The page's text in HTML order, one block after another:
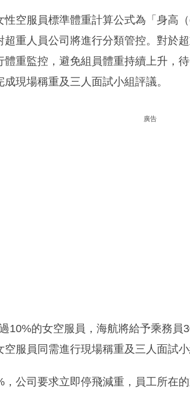
性空服員標準體重計算公式為「身高
超重人員公司將進行分類管控。對於
體重監控，避免組員體重持續上升，
現場稱重及三人面試小組評議。
廣告
10%的女空服員，海航將給予乘務員
服員同需進行現場稱重及三人面試小
，公司要求立即停飛減重，員工所在